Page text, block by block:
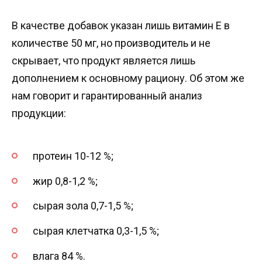
В качестве добавок указан лишь витамин Е в
количестве 50 мг, но производитель и не
скрывает, что продукт является лишь
дополнением к основному рациону. Об этом же
нам говорит и гарантированный анализ
продукции:
протеин 10-12 %;
жир 0,8-1,2 %;
сырая зола 0,7-1,5 %;
сырая клетчатка 0,3-1,5 %;
влага 84 %.